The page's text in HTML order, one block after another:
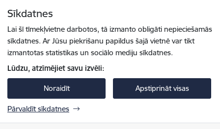
Sīkdatnes
Lai šī tīmekļvietne darbotos, tā izmanto obligāti nepieciešamās
sīkdatnes. Ar Jūsu piekrišanu papildus šajā vietnē var tikt
izmantotas statistikas un sociālo mediju sīkdatnes.
Lūdzu, atzīmējiet savu izvēli:
Noraidīt Apstiprināt visas
Pārvaldīt sīkdatnes